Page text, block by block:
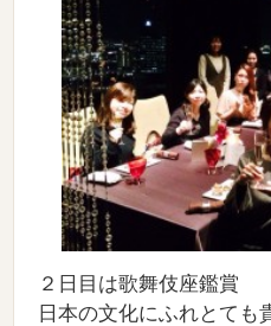
２日目は歌舞伎座鑑賞
日本の文化にふれとても